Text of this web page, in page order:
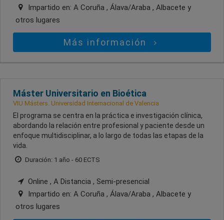
Impartido en: A Coruña , Álava/Araba , Albacete y
otros lugares
Más información
Máster Universitario en Bioética
VIU Másters. Universidad Internacional de Valencia
El programa se centra en la práctica e investigación clínica,
abordando la relación entre profesional y paciente desde un
enfoque multidisciplinar, a lo largo de todas las etapas de la
vida.
Duración: 1 año - 60 ECTS
Online , A Distancia , Semi-presencial
Impartido en: A Coruña , Álava/Araba , Albacete y
otros lugares